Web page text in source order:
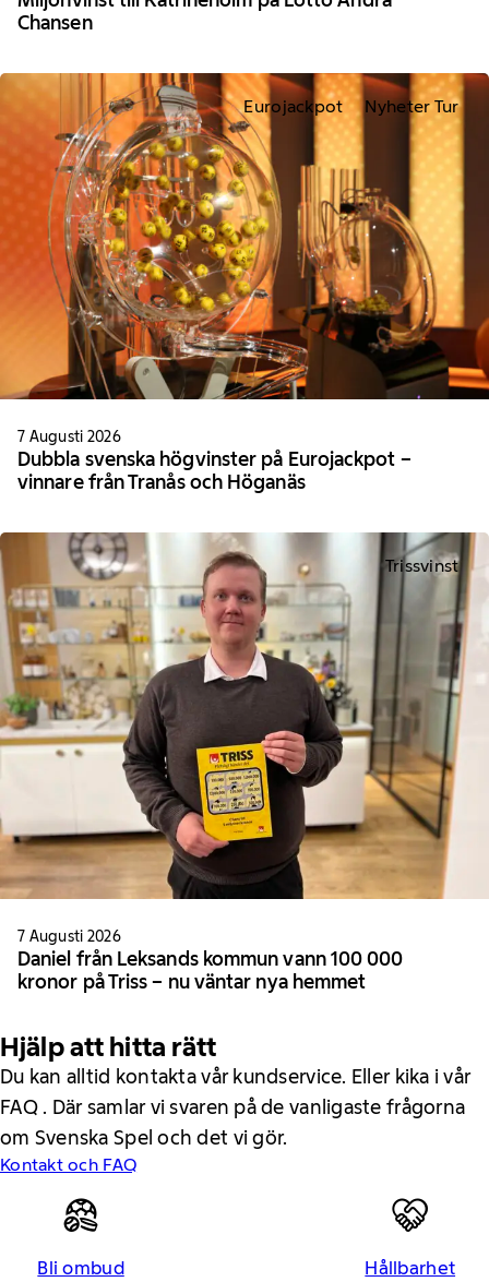
Chansen
Eurojackpot Nyheter Tur
7 Augusti 2026
Dubbla svenska högvinster på Eurojackpot –
vinnare från Tranås och Höganäs
Trissvinst
7 Augusti 2026
Daniel från Leksands kommun vann 100 000
kronor på Triss – nu väntar nya hemmet
Hjälp att hitta rätt
Du kan alltid kontakta vår kundservice. Eller kika i vår
FAQ . Där samlar vi svaren på de vanligaste frågorna
om Svenska Spel och det vi gör.
Kontakt och FAQ
Bli ombud Hållbarhet